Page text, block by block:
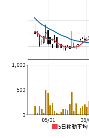
5日移動平均
06/
05/01
0
500
1,000